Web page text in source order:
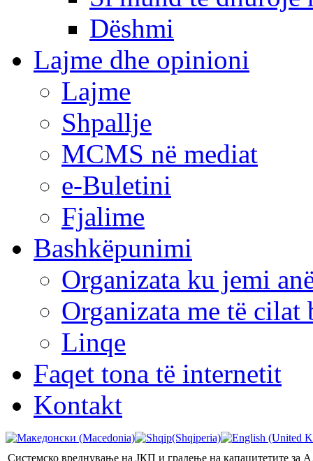
Dëshmi
Lajme dhe opinioni
Lajme
Shpallje
MCMS në mediat
e-Buletini
Fjalime
Bashkëpunimi
Organizata ku jemi
Organizata me të cilat
Linqe
Faqet tona të internetit
Kontakt
Системско вреднување на ЈКП и градење на капацитетите